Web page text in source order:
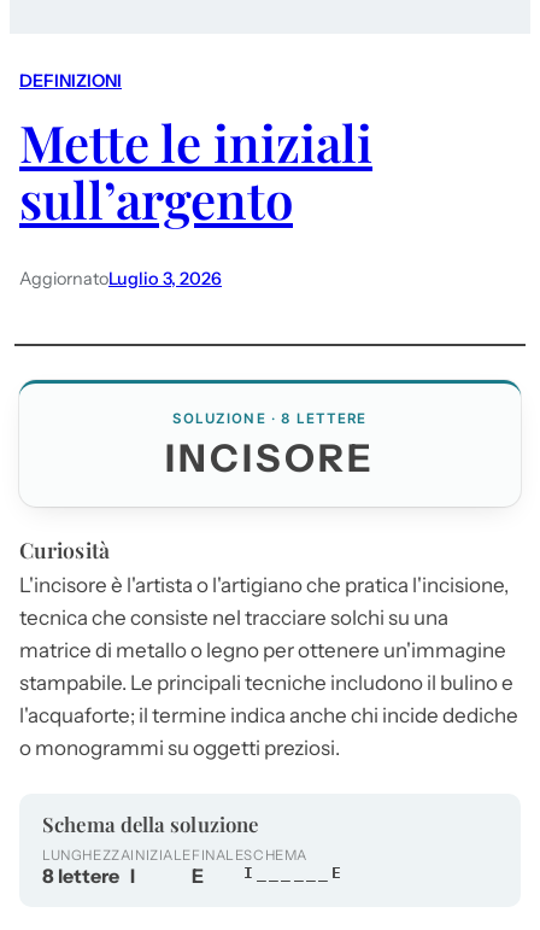
DEFINIZIONI
Mette le iniziali
sull’argento
AggiornatoLuglio 3, 2026
SOLUZIONE · 8 LETTERE
INCISORE
Curiosità
L'incisore è l'artista o l'artigiano che pratica l'incisione,
tecnica che consiste nel tracciare solchi su una
matrice di metallo o legno per ottenere un'immagine
stampabile. Le principali tecniche includono il bulino e
l'acquaforte; il termine indica anche chi incide dediche
o monogrammi su oggetti preziosi.
Schema della soluzione
LUNGHEZZA
8 lettere
INIZIALE
I
FINALE
E
SCHEMA
I______E